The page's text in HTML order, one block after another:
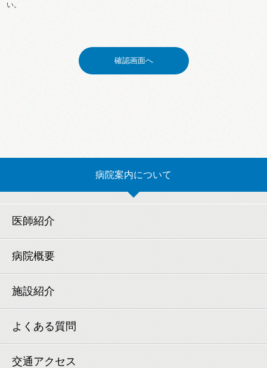
い。
確認画面へ
病院案内について
医師紹介
病院概要
施設紹介
よくある質問
交通アクセス